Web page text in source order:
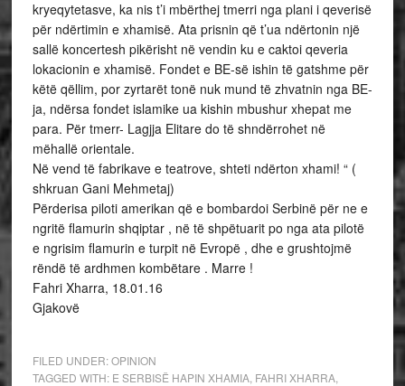
kryeqytetasve, ka nis t’i mbërthej tmerri nga plani i qeverisë
për ndërtimin e xhamisë. Ata prisnin që t’ua ndërtonin një
sallë koncertesh pikërisht në vendin ku e caktoi qeveria
lokacionin e xhamisë. Fondet e BE-së ishin të gatshme për
këtë qëllim, por zyrtarët tonë nuk mund të zhvatnin nga BE-
ja, ndërsa fondet islamike ua kishin mbushur xhepat me
para. Për tmerr- Lagjja Elitare do të shndërrohet në
mëhallë orientale.
Në vend të fabrikave e teatrove, shteti ndërton xhami! “ (
shkruan Gani Mehmetaj)
Përderisa piloti amerikan që e bombardoi Serbinë për ne e
ngritë flamurin shqiptar , në të shpëtuarit po nga ata pilotë
e ngrisim flamurin e turpit në Evropë , dhe e grushtojmë
rëndë të ardhmen kombëtare . Marre !
Fahri Xharra, 18.01.16
Gjakovë
FILED UNDER:OPINION
TAGGED WITH: E SERBISË HAPIN XHAMIA, FAHRI XHARRA,